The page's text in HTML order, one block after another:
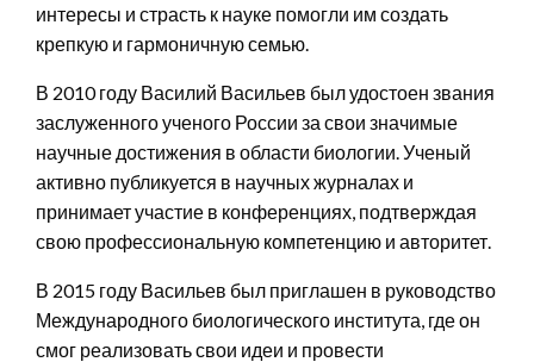
интересы и страсть к науке помогли им создать
крепкую и гармоничную семью.
В 2010 году Василий Васильев был удостоен звания
заслуженного ученого России за свои значимые
научные достижения в области биологии. Ученый
активно публикуется в научных журналах и
принимает участие в конференциях, подтверждая
свою профессиональную компетенцию и авторитет.
В 2015 году Васильев был приглашен в руководство
Международного биологического института, где он
смог реализовать свои идеи и провести